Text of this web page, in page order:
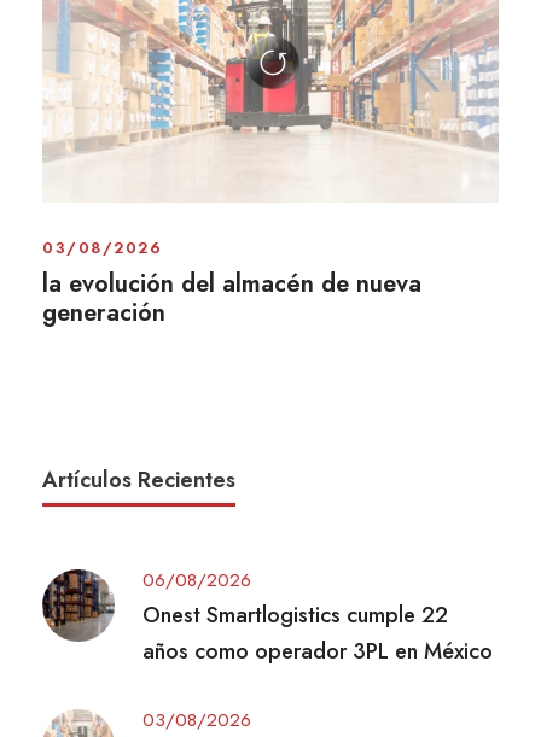
03/08/2026
la evolución del almacén de nueva
generación
Artículos Recientes
06/08/2026
Onest Smartlogistics cumple 22
años como operador 3PL en México
03/08/2026